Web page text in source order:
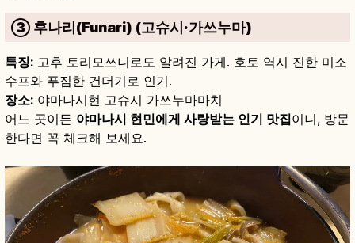
③ 후나리(Funari) (고슈시·가쓰누마)
특징: 고후 토리모쓰니로도 알려진 가게. 호토 역시 진한 미소
수프와 푸짐한 건더기로 인기.
장소: 야마나시현 고슈시 가쓰누마마치
어느 곳이든 야마나시 현민에게 사랑받는 인기 맛집이니, 방문
한다면 꼭 체크해 보세요.